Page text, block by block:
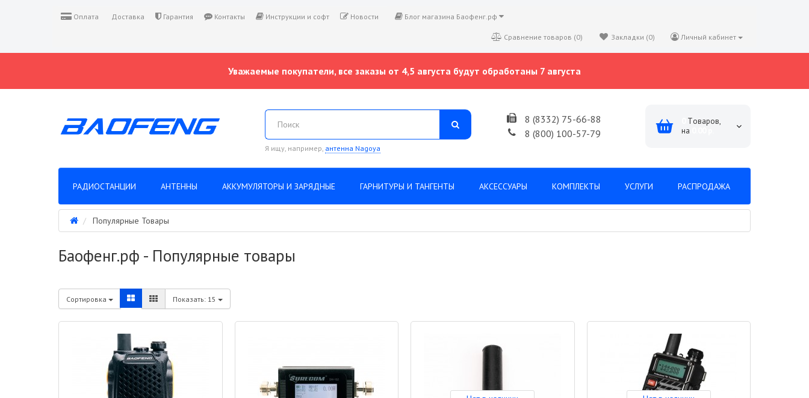
Оплата Доставка Гарантия Контакты Инструкции и софт Новости Блог магазина Баофенг.рф
Личный кабинет
Закладки (0)
Сравнение товаров (0)
Уважаемые покупатели, все заказы от 4,5 августа будут обработаны 7 августа
8 (8332) 75-66-88
8 (800) 100-57-79
Tоваров,
на
Я ищу, например, антенна Nagoya
РАДИОСТАНЦИИ АНТЕННЫ АККУМУЛЯТОРЫ И ЗАРЯДНЫЕ ГАРНИТУРЫ И ТАНГЕНТЫ АКСЕССУАРЫ КОМПЛЕКТЫ УСЛУГИ РАСПРОДАЖА
Популярные Товары
Баофенг.рф - Популярные товары
Сортировка Показать: 15